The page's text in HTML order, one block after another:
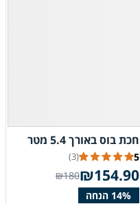
חכת בוס באורך 5.4 מטר
5
(3)
₪180 154.90
₪